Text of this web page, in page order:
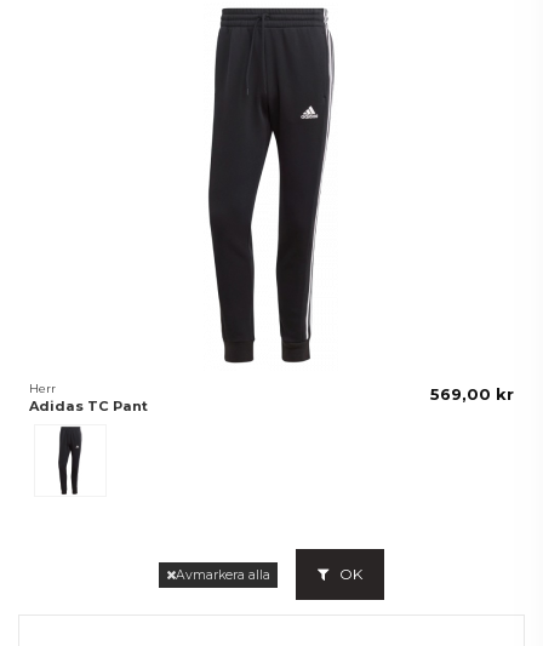
Herr
Adidas TC Pant
Svart
569,00 kr
Avmarkera alla OK